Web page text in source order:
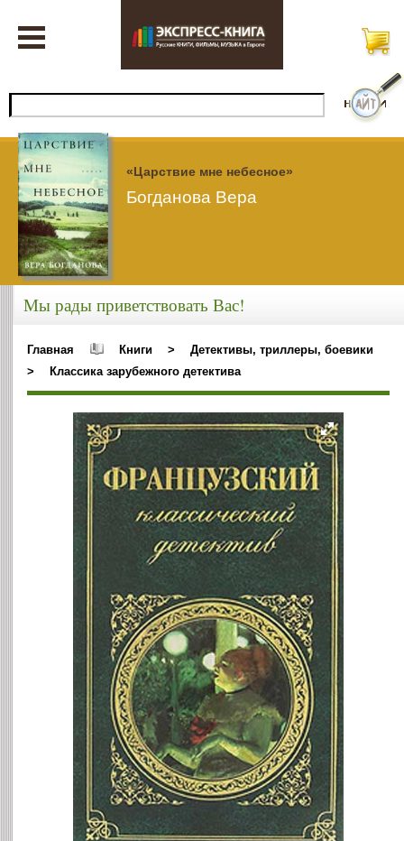
«Царствие мне небесное»
Богданова Вера
Мы рады приветствовать Вас!
Главная Книги >
Детективы, триллеры, боевики
>
Классика зарубежного детектива